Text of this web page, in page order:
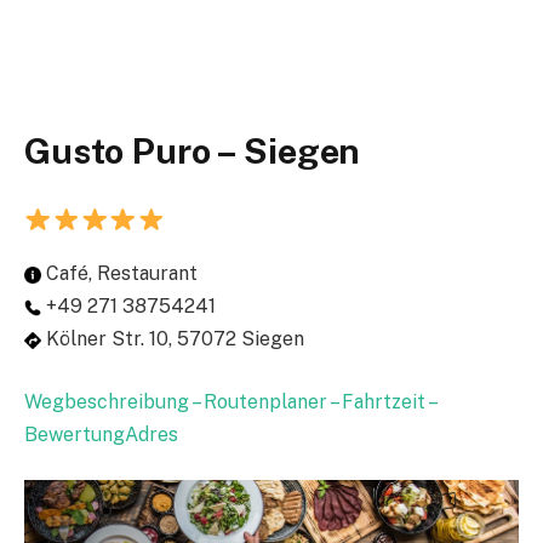
Gusto Puro – Siegen
Café, Restaurant
+49 271 38754241
Kölner Str. 10, 57072 Siegen
Wegbeschreibung – Routenplaner – Fahrtzeit –
BewertungAdres